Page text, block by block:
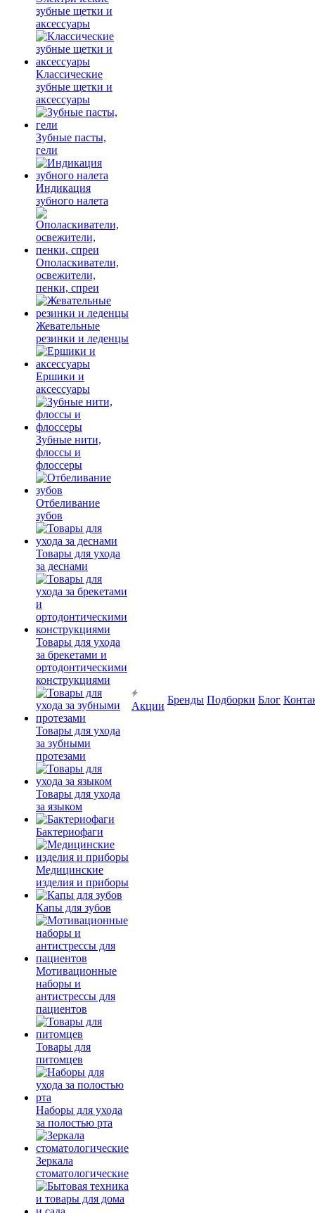
зубные щетки и
аксессуары
Классические
зубные щетки и
аксессуары
Зубные пасты,
гели
Индикация
зубного налета
Ополаскиватели,
освежители,
пенки, спреи
Жевательные
резинки и леденцы
Ершики и
аксессуары
Зубные нити,
флоссы и
флоссеры
Отбеливание
зубов
Товары для ухода
за деснами
Товары для ухода
за брекетами и
ортодонтическими
конструкциями
Товары для ухода
за зубными
протезами
Товары для ухода
за языком
Бактериофаги
Медицинские
изделия и приборы
Капы для зубов
Мотивационные
наборы и
антистрессы для
пациентов
Товары для
питомцев
Наборы для ухода
за полостью рта
Зеркала
стоматологические
Акции
Бренды Подборки Блог